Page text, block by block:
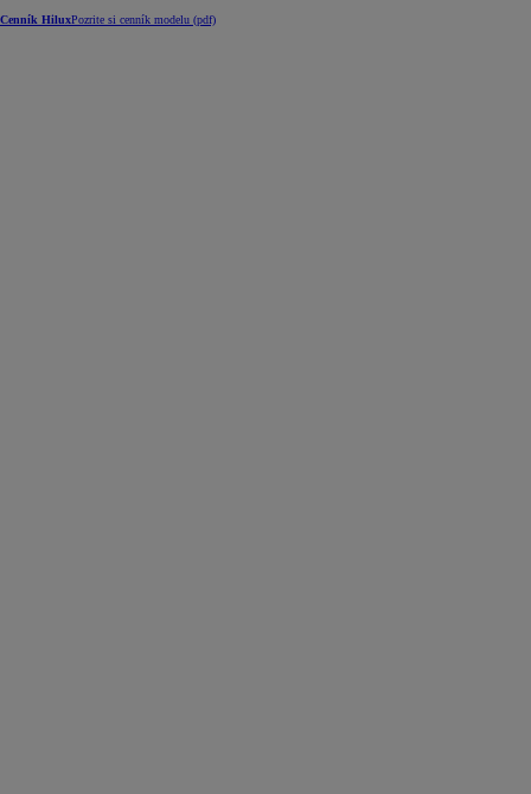
Cenník HiluxPozrite si cenník modelu (pdf)